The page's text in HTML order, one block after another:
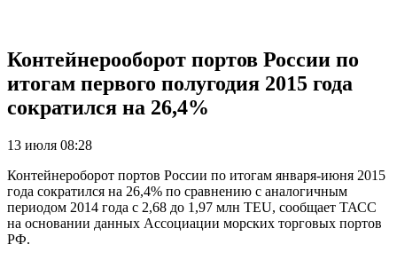
Контейнерооборот портов России по
итогам первого полугодия 2015 года
сократился на 26,4%
13 июля 08:28
Контейнероборот портов России по итогам января-июня 2015
года сократился на 26,4% по сравнению с аналогичным
периодом 2014 года с 2,68 до 1,97 млн TEU, сообщает ТАСС
на основании данных Ассоциации морских торговых портов
РФ.